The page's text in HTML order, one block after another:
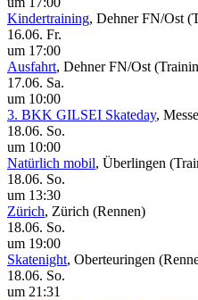
Kindertraining, Dehner FN/Ost
16.06. Fr.
um 17:00
Ausfahrt, Dehner FN/Ost
17.06. Sa.
um 10:00
3. BKK GILSEI Skateday,
18.06. So.
um 10:00
Natürlich mobil, Überlingen
18.06. So.
um 13:30
Zürich, Zürich (Rennen)
18.06. So.
um 19:00
Skatenight, Oberteuringen
18.06. So.
um 21:31